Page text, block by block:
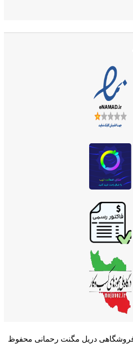
دریل مگنت رحمانی محفوظ